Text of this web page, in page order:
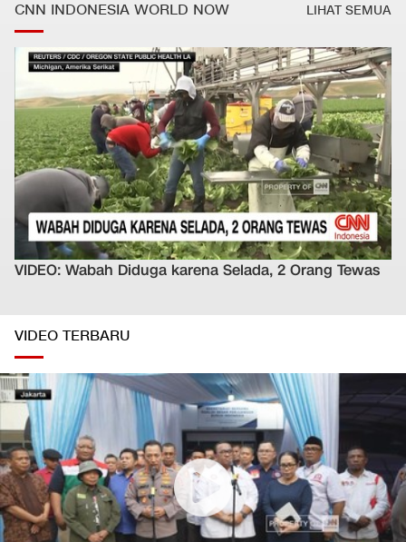
CNN INDONESIA WORLD NOW LIHAT SEMUA
VIDEO: Wabah Diduga karena Selada, 2 Orang Tewas
VIDEO TERBARU